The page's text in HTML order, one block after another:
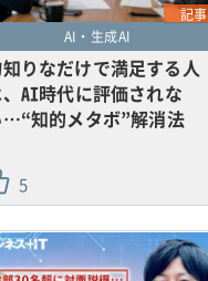
記事
AI・生成AI
りなだけで満足する人
AI時代に評価されな
知的メタボ”解消法
5